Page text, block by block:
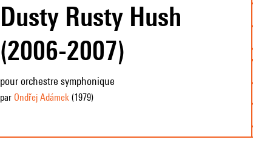
Dusty Rusty Hush
(2006-2007)
pour orchestre symphonique
par Ondřej Adámek(1979)